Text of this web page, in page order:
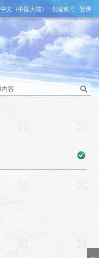
中文（中国大陆） 创建账号 登录